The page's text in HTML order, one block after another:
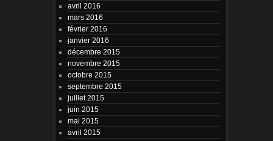
avril 2016
mars 2016
février 2016
janvier 2016
décembre 2015
novembre 2015
octobre 2015
septembre 2015
juillet 2015
juin 2015
mai 2015
avril 2015